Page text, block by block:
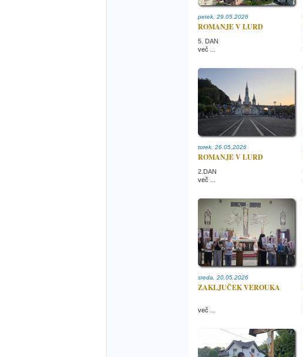
petek, 29.05.2026
ROMANJE V LURD
5. DAN
več ...
torek, 26.05.2026
ROMANJE V LURD
2.DAN
več ...
sreda, 20.05.2026
ZAKLJUČEK VEROUKA
več ...